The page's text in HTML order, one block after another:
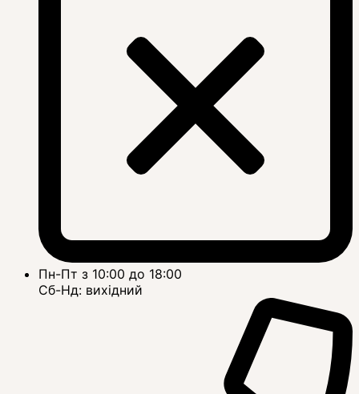
Пн-Пт з 10:00 до 18:00
Сб-Нд: вихідний